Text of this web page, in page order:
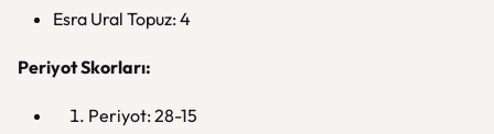
Esra Ural Topuz: 4
Periyot Skorları:
Periyot: 28-15